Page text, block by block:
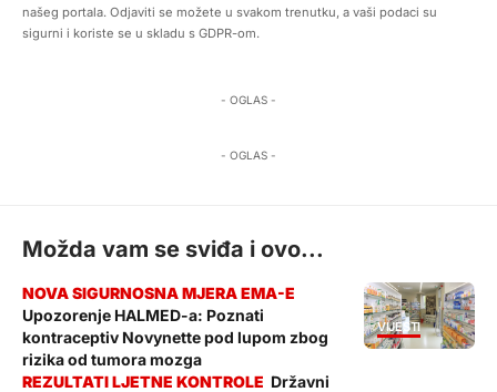
našeg portala. Odjaviti se možete u svakom trenutku, a vaši podaci su
sigurni i koriste se u skladu s GDPR-om.
- OGLAS -
- OGLAS -
Možda vam se sviđa i ovo...
VIJESTI
Upozorenje HALMED-a: Poznati
kontraceptiv Novynette pod lupom zbog
rizika od tumora mozga
Državni